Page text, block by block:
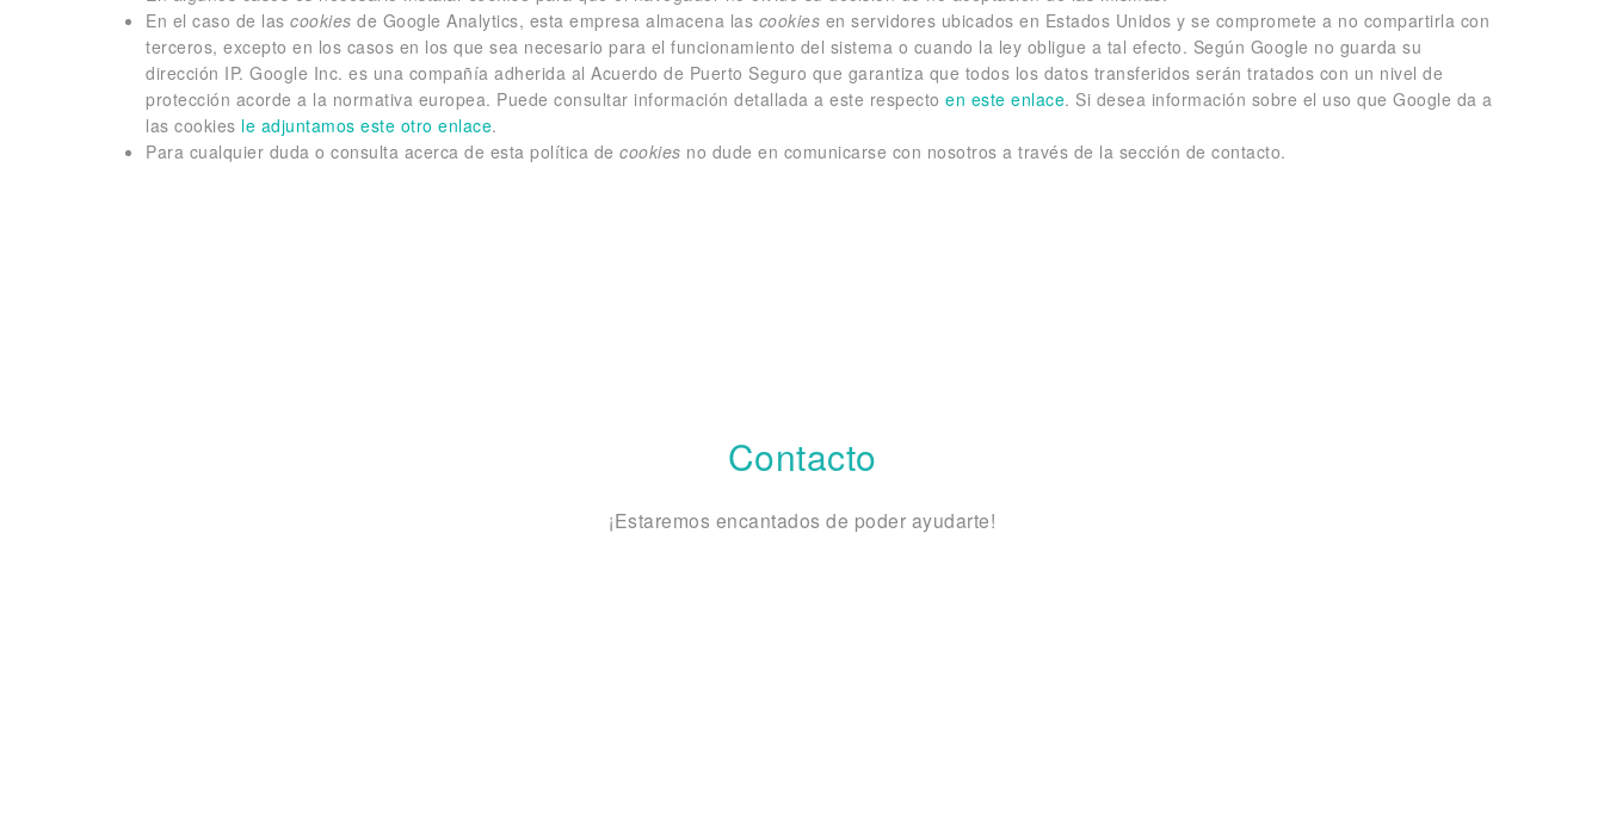
En el caso de las cookies de Google Analytics, esta empresa almacena las cookies en servidores ubicados en Estados Unidos y se compromete a no compartirla con
terceros, excepto en los casos en los que sea necesario para el funcionamiento del sistema o cuando la ley obligue a tal efecto. Según Google no guarda su
dirección IP. Google Inc. es una compañía adherida al Acuerdo de Puerto Seguro que garantiza que todos los datos transferidos serán tratados con un nivel de
protección acorde a la normativa europea. Puede consultar información detallada a este respecto en este enlace. Si desea información sobre el uso que Google da a
las cookies le adjuntamos este otro enlace.
Para cualquier duda o consulta acerca de esta política de cookies no dude en comunicarse con nosotros a través de la sección de contacto.
Contacto
¡Estaremos encantados de poder ayudarte!